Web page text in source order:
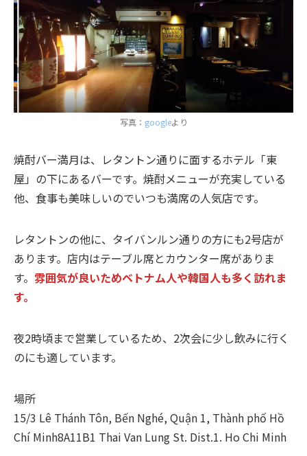
写真： googleより
焼酎バー満月は、レタントン通りに面するホテル「東
屋」の下にあるバーです。焼酎メニューが充実している
他、食事も美味しいのでいつも満席の人気店です。
レタントンの他に、タイバンルン通りの方にも2号店が
あります。店内はテーブル席とカウンター席がありま
す。 雰囲気が良いためベトナム人や韓国人も多く訪れま
す。
夜2時頃まで営業しているため、2次会に少し飲みに行く
のにも適しています。
場所
15/3 Lê Thánh Tôn, Bến Nghé, Quận 1, Thành phố Hồ
Chí Minh8A11B1 Thai Van Lung St. Dist.1. Ho Chi Minh